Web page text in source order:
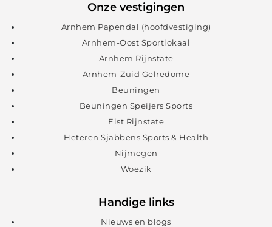
Onze vestigingen
Arnhem Papendal (hoofdvestiging)
Arnhem-Oost Sportlokaal
Arnhem Rijnstate
Arnhem-Zuid Gelredome
Beuningen
Beuningen Speijers Sports
Elst Rijnstate
Heteren Sjabbens Sports & Health
Nijmegen
Woezik
Handige links
Nieuws en blogs